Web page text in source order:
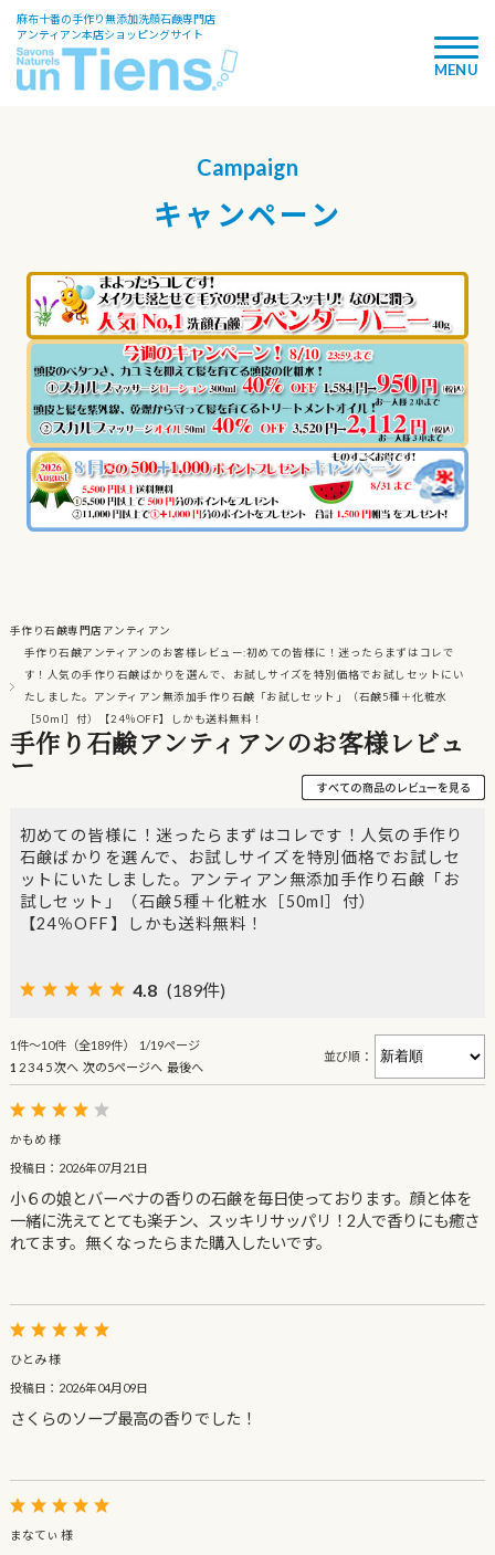
麻布十番の手作り無添加洗顔石鹸専門店
アンティアン本店ショッピングサイト
Campaign
キャンペーン
手作り石鹸専門店アンティアン
手作り石鹸アンティアンのお客様レビュー:初めての皆様に！迷ったらまずはコレで
す！人気の手作り石鹸ばかりを選んで、お試しサイズを特別価格でお試しセットにい
たしました。アンティアン無添加手作り石鹸「お試しセット」（石鹸5種＋化粧水
［50ml］付）【24％OFF】しかも送料無料！
手作り石鹸アンティアンのお客様レビュ
ー
初めての皆様に！迷ったらまずはコレです！人気の手作り
石鹸ばかりを選んで、お試しサイズを特別価格でお試しセ
ットにいたしました。アンティアン無添加手作り石鹸「お
試しセット」（石鹸5種＋化粧水［50ml］付）
【24％OFF】しかも送料無料！
4.8 (189件)
1件～10件（全189件） 1/19ページ
1 234 5次へ 次の5ページへ 最後へ
並び順：
かもめ 様
投稿日：2026年07月21日
小６の娘とバーベナの香りの石鹸を毎日使っております。顔と体を
一緒に洗えてとても楽チン、スッキリサッパリ！2人で香りにも癒さ
れてます。無くなったらまた購入したいです。
ひとみ 様
投稿日：2026年04月09日
さくらのソープ最高の香りでした！
まなてぃ 様